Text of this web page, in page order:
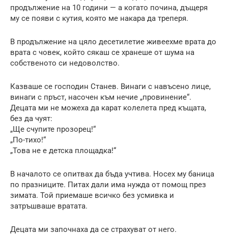
продължение на 10 години — а когато почина, дъщеря
му се появи с кутия, която ме накара да треперя.
В продължение на цяло десетилетие живеехме врата до
врата с човек, който сякаш се хранеше от шума на
собственото си недоволство.
Казваше се господин Станев. Винаги с навъсено лице,
винаги с пръст, насочен към нечие „провинение“.
Децата ми не можеха да карат колелета пред къщата,
без да чуят:
„Ще счупите прозорец!“
„По-тихо!“
„Това не е детска площадка!“
В началото се опитвах да бъда учтива. Носех му баница
по празниците. Питах дали има нужда от помощ през
зимата. Той приемаше всичко без усмивка и
затръшваше вратата.
Децата ми започнаха да се страхуват от него.